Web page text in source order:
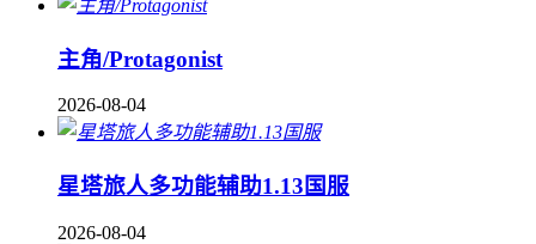
主角/Protagonist
2026-08-04
星塔旅人多功能辅助1.13国服
2026-08-04